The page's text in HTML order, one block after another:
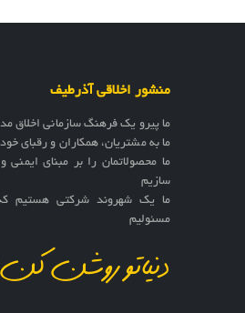
منشور اخلاقی آذرطیف
ما پیرو یک فرهنگ سازمانی اخلاق
ما به مشتریان، همکاران و رقبای
ما محصولاتمان را بر مبنای
سازیم
ما یک شهروند شرکتی هستیم
مسئولیم
دنیاتو روشن